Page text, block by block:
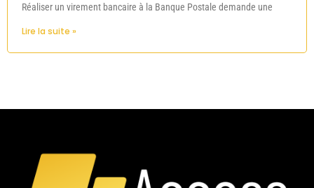
Réaliser un virement bancaire à la Banque Postale demande une
Lire la suite »